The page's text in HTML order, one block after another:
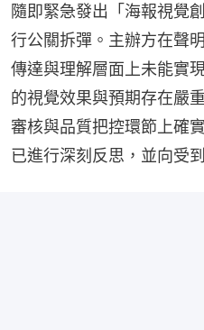
隨即緊急發出「海報視覺
行公關拆彈。主辦方在聲
傳達與理解層面上未能實
的視覺效果與預期存在嚴
審核與品質把控環節上確
已進行深刻反思，並向受